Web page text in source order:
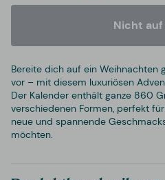
Nicht auf
Bereite dich auf ein Weihnachten
vor – mit diesem luxuriösen
Der Kalender enthält ganze 860
verschiedenen Formen, perfekt
neue und spannende
möchten.